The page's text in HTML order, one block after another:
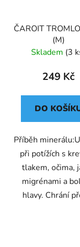
ČAROIT
(M)
Skladem (3
249 Kč
DO
Příběh
při potížích s
tlakem, očima,
migrénami a
hlavy. Chrání